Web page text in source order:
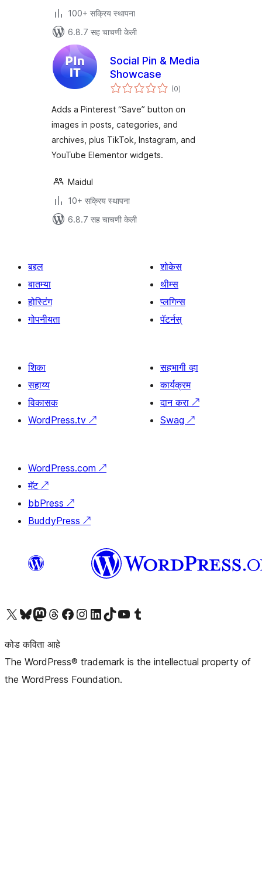
100+ सक्रिय स्थापना
6.8.7 सह चाचणी केली
Social Pin & Media
Showcase
(0एकूण
मूल्यांकन
)
Adds a Pinterest “Save” button on
images in posts, categories, and
archives, plus TikTok, Instagram, and
YouTube Elementor widgets.
Maidul
10+ सक्रिय स्थापना
6.8.7 सह चाचणी केली
बद्दल
बातम्या
होस्टिंग
गोपनीयता
शोकेस
थीम्स
प्लगिन्स
पॅटर्नस्
शिका
सहाय्य
विकासक
WordPress.tv ↗
सहभागी व्हा
कार्यक्रम
दान करा ↗
Swag ↗
WordPress.com ↗
मॅट ↗
bbPress ↗
BuddyPress ↗
आमच्या X (एक्स) (पूर्वीचे ट्विटर) खात्याला भेट द्या आमच्या ब्लूस्की खात्याला भेट द्या.आमच्या Mastodon खात्याला भेट द्या.आमच्या थ्रेड्स खात्याला भेट द्या. आमच्या फेसबुक पेजला भेट द्या आमच्या इंस्टाग्राम खात्याला भेट द्या आमच्या लिंक्डइन खात्याला भेट द्या आमच्या टिकटॉक अकाउंटला भेट द्या.आमच्या यूट्यूब चॅनेलला भेट द्या आमच्या टंबलर खात्याला भेट द्या.
कोड कविता आहे
The WordPress® trademark is the intellectual property of
the WordPress Foundation.